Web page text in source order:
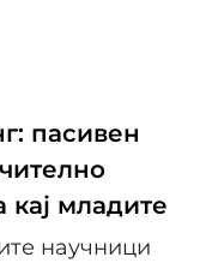
пасивен
младите
научници